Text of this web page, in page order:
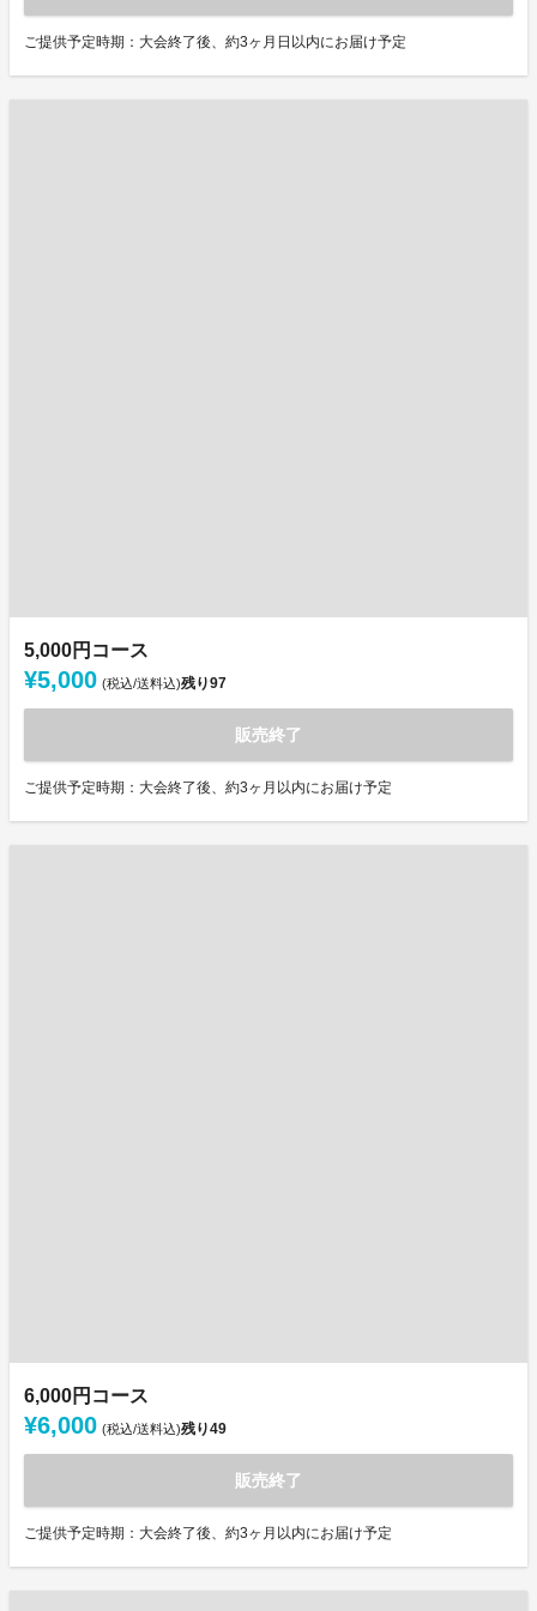
ご提供予定時期：大会終了後、約3ヶ月日以内にお届け予定
5,000円コース
¥5,000 (税込/送料込)残り97
販売終了
ご提供予定時期：大会終了後、約3ヶ月以内にお届け予定
6,000円コース
¥6,000 (税込/送料込)残り49
販売終了
ご提供予定時期：大会終了後、約3ヶ月以内にお届け予定